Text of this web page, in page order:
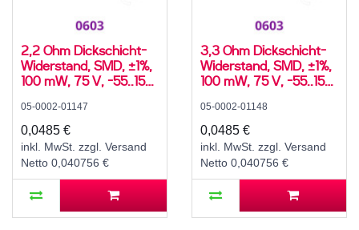
2,2 Ohm Dickschicht-
Widerstand, SMD, ±1%,
100 mW, 75 V, -55..155
05-0002-01147
0,0485 €
inkl. MwSt. zzgl. Versand
Netto 0,040756 €
3,3 Ohm Dickschicht-
Widerstand, SMD, ±1%,
100 mW, 75 V, -55..155
05-0002-01148
0,0485 €
inkl. MwSt. zzgl. Versand
Netto 0,040756 €